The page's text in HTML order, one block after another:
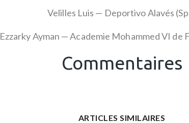
Velilles Luis — Deportivo Alavés
Ezzarky Ayman — Academie Mohammed VI de
Commentaires
ARTICLES SIMILAIRES